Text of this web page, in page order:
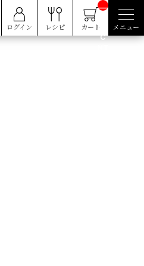
ログイン レシピ カート
__
M_
C
メニュー